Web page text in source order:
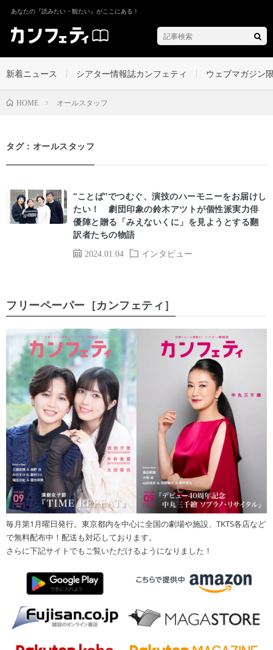
あなたの『読みたい・観たい』がここにある！
新着ニュース シアター情報誌カンフェティ ウェブマガジン
HOME オールスタッフ
タグ：オールスタッフ
2024.01.04 インタビュー
“ことば”でつむぐ、演技のハーモニーをお届けし
たい！ 劇団印象の鈴木アツトが個性派実力俳
優陣と贈る「みえないくに」を見ようとする翻
訳者たちの物語
フリーペーパー［カンフェティ］
毎月第1月曜日発行。東京都内を中心に全国の劇場や施設、TKTS各店など
で無料配布中！配送も対応しております。
さらに下記サイトでもご覧いただけるようになりました！